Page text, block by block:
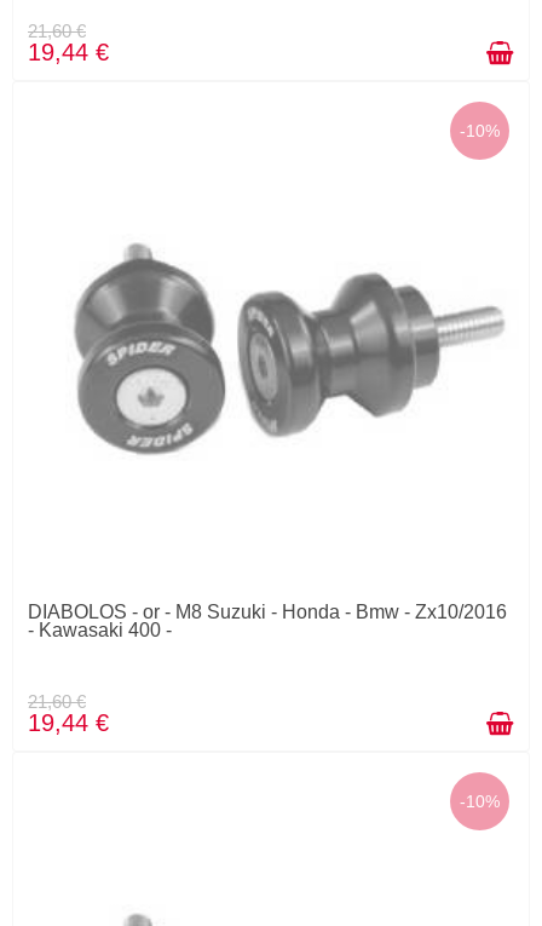
21,60 €
19,44 €
-10%
DIABOLOS - or - M8 Suzuki - Honda - Bmw - Zx10/2016
- Kawasaki 400 -
21,60 €
19,44 €
-10%